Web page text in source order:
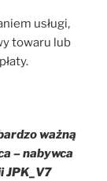
usługi,
towaru lub
ważną
– nabywca
JPK_V7